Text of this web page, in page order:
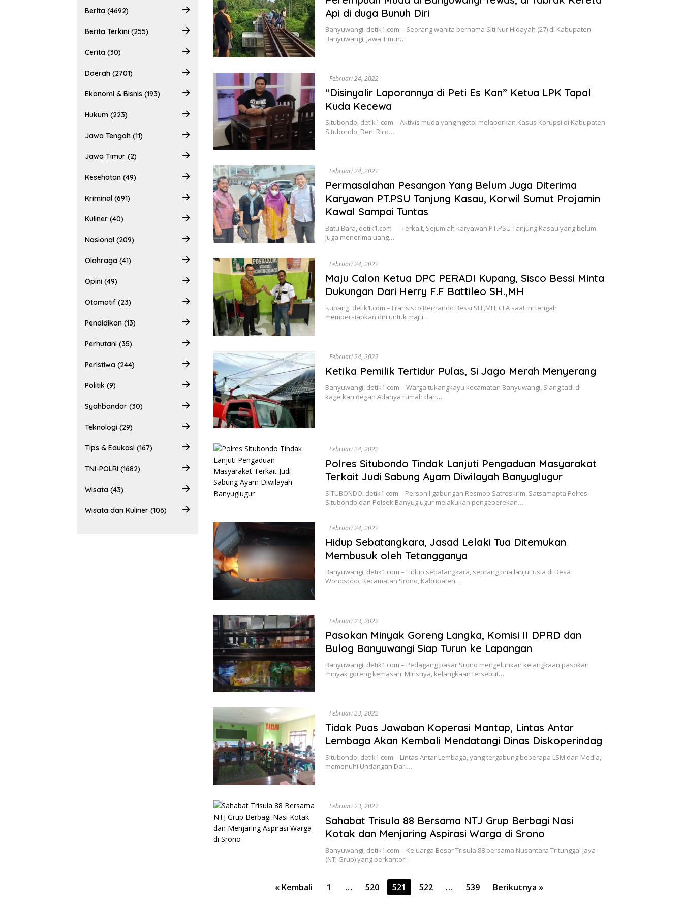
Berita (4692)
Berita Terkini (255)
Cerita (30)
Daerah (2701)
Ekonomi & Bisnis (193)
Hukum (223)
Jawa Tengah (11)
Jawa Timur (2)
Kesehatan (49)
Kriminal (691)
Kuliner (40)
Nasional (209)
Olahraga (41)
Opini (49)
Otomotif (23)
Pendidikan (13)
Perhutani (35)
Peristiwa (244)
Politik (9)
Syahbandar (30)
Teknologi (29)
Tips & Edukasi (167)
TNI-POLRI (1682)
Wisata (43)
Wisata dan Kuliner (106)
Api di duga Bunuh Diri
Banyuwangi, detik1.com – Seorang wanita bernama Siti Nur Hidayah (27) di Kabupaten
Banyuwangi, Jawa Timur…
Februari 24, 2022
“Disinyalir Laporannya di Peti Es Kan” Ketua LPK Tapal
Kuda Kecewa
Situbondo, detik1.com – Aktivis muda yang ngetol melaporkan Kasus Korupsi di Kabupaten
Situbondo, Deni Rico…
Februari 24, 2022
Permasalahan Pesangon Yang Belum Juga Diterima
Karyawan PT.PSU Tanjung Kasau, Korwil Sumut Projamin
Kawal Sampai Tuntas
Batu Bara, detik1.com — Terkait, Sejumlah karyawan PT.PSU Tanjung Kasau yang belum
juga menerima uang…
Februari 24, 2022
Maju Calon Ketua DPC PERADI Kupang, Sisco Bessi Minta
Dukungan Dari Herry F.F Battileo SH.,MH
Kupang, detik1.com – Fransisco Bernando Bessi SH.,MH, CLA saat ini tengah
mempersiapkan diri untuk maju…
Februari 24, 2022
Ketika Pemilik Tertidur Pulas, Si Jago Merah Menyerang
Banyuwangi, detik1.com – Warga tukangkayu kecamatan Banyuwangi, Siang tadi di
kagetkan degan Adanya rumah dari…
Februari 24, 2022
Polres Situbondo Tindak Lanjuti Pengaduan Masyarakat
Terkait Judi Sabung Ayam Diwilayah Banyuglugur
SITUBONDO, detik1.com – Personil gabungan Resmob Satreskrim, Satsamapta Polres
Situbondo dan Polsek Banyuglugur melakukan pengeberekan…
Februari 24, 2022
Hidup Sebatangkara, Jasad Lelaki Tua Ditemukan
Membusuk oleh Tetangganya
Banyuwangi, detik1.com – Hidup sebatangkara, seorang pria lanjut usia di Desa
Wonosobo, Kecamatan Srono, Kabupaten…
Februari 23, 2022
Pasokan Minyak Goreng Langka, Komisi II DPRD dan
Bulog Banyuwangi Siap Turun ke Lapangan
Banyuwangi, detik1.com – Pedagang pasar Srono mengeluhkan kelangkaan pasokan
minyak goreng kemasan. Mirisnya, kelangkaan tersebut…
Februari 23, 2022
Tidak Puas Jawaban Koperasi Mantap, Lintas Antar
Lembaga Akan Kembali Mendatangi Dinas Diskoperindag
Situbondo, detik1.com – Lintas Antar Lembaga, yang tergabung beberapa LSM dan Media,
memenuhi Undangan Dari…
Februari 23, 2022
Sahabat Trisula 88 Bersama NTJ Grup Berbagi Nasi
Kotak dan Menjaring Aspirasi Warga di Srono
Banyuwangi, detik1.com – Keluarga Besar Trisula 88 bersama Nusantara Tritunggal Jaya
(NTJ Grup) yang berkantor…
« Kembali 1 … 520 521 522 … 539 Berikutnya »